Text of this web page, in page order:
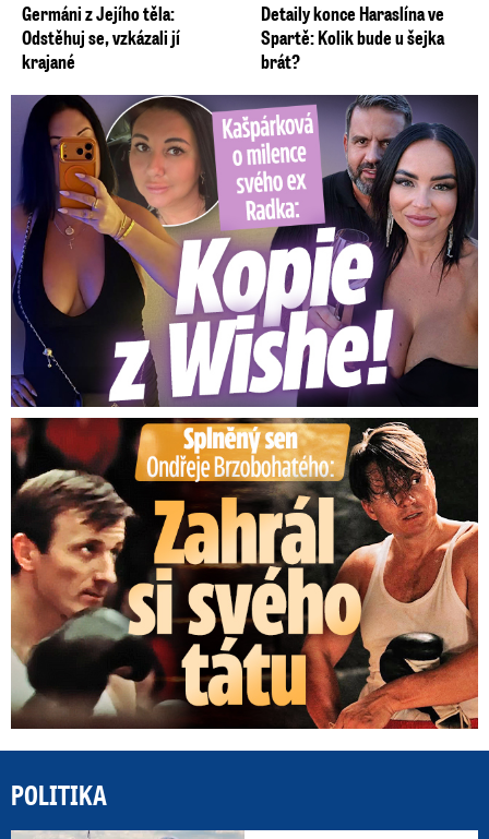
Germáni z Jejího těla:
Odstěhuj se, vzkázali jí
krajané
Detaily konce Haraslína ve
Spartě: Kolik bude u šejka
brát?
Kašpárková o milence svého ex Radka: Kopie z Wishe!
Splněný sen Ondřeje Brzobohatého: Zahrál si svého tátu
POLITIKA